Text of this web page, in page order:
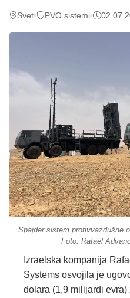
Svet• PVO sistemi•
Spajder sistem protivvazdušne
Foto: Rafael
Izraelska kompanija
Systems osvojila je
dolara (1,9 milijardi